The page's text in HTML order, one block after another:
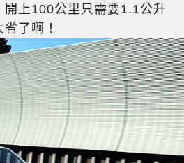
開上100公里只需要1.1公升
了啊！